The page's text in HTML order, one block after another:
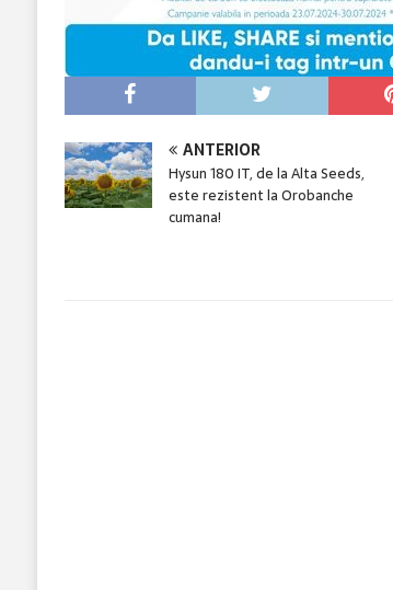
ANTERIOR
Hysun 180 IT, de la Alta Seeds,
este rezistent la Orobanche
cumana!